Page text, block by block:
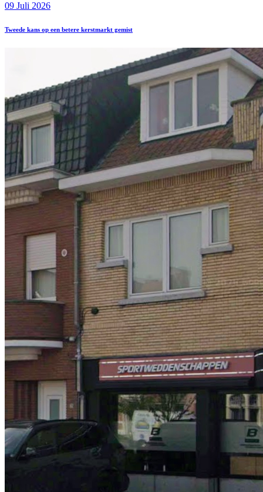
09 Juli 2026
Tweede kans op een betere kerstmarkt gemist